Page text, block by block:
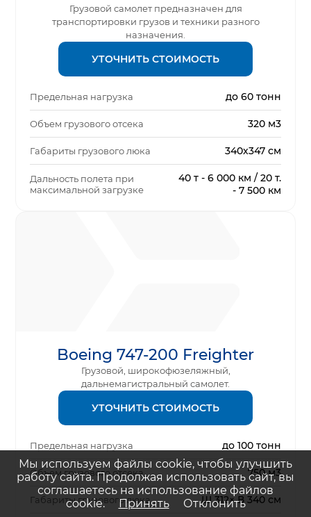
Грузовой самолет предназначен для
транспортировки грузов и техники разного
назначения.
УТОЧНИТЬ СТОИМОСТЬ
Предельная нагрузка до 60 тонн
Объем грузового отсека 320 м3
Габариты грузового люка 340х347 см
Дальность полета при
максимальной загрузке
40 т - 6 000 км / 20 т.
- 7 500 км
Boeing 747-200 Freighter
Грузовой, широкофюзеляжный,
дальнемагистральный самолет.
УТОЧНИТЬ СТОИМОСТЬ
Предельная нагрузка до 100 тонн
Объем грузового отсека 750 м3
Габариты грузового люка Ш 312× В 340 см
Мы используем файлы cookie, чтобы улучшить
работу сайта. Продолжая использовать сайт, вы
соглашаетесь на использование файлов
cookie.
Принять Отклонить